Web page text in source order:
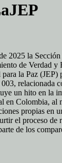
2025 la
de Verdad y
la Paz
relacionada
un hito en la
en Colombia, al
propias en
el proceso de
de los